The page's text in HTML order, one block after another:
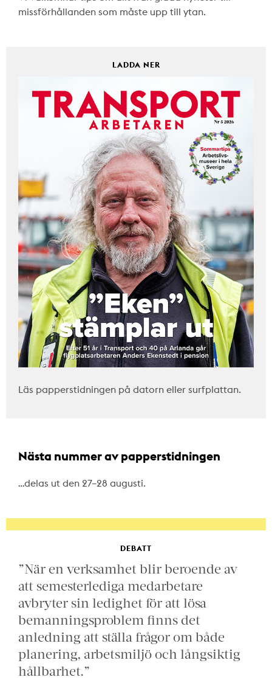
missförhållanden som måste upp till ytan.
LADDA NER
Läs papperstidningen på datorn eller surfplattan.
Nästa nummer av papperstidningen
…delas ut den 27–28 augusti.
DEBATT
”När en verksamhet blir beroende av
att semesterlediga medarbetare
avbryter sin ledighet för att lösa
bemanningsproblem finns det
anledning att ställa frågor om både
planering, arbetsmiljö och långsiktig
hållbarhet.”